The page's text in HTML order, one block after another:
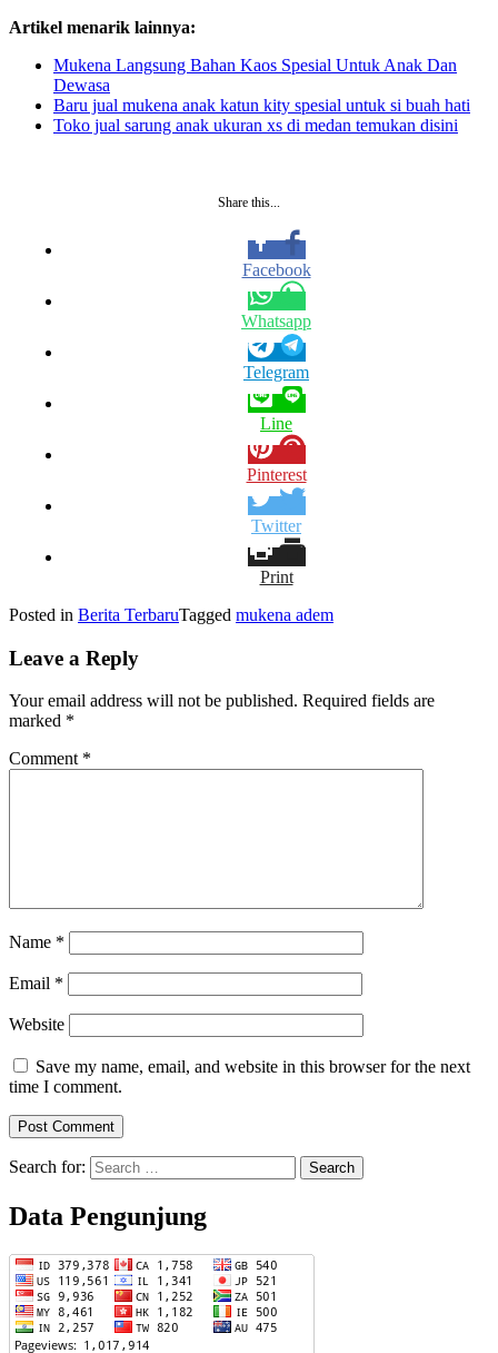
Artikel menarik lainnya:
Mukena Langsung Bahan Kaos Spesial Untuk Anak Dan
Dewasa
Baru jual mukena anak katun kity spesial untuk si buah hati
Toko jual sarung anak ukuran xs di medan temukan disini
Share this...
Facebook
Whatsapp
Telegram
Line
Pinterest
Twitter
Print
Posted in Berita TerbaruTagged mukena adem
Leave a Reply
Your email address will not be published. Required fields are
marked *
Comment *
Name *
Email *
Website
Save my name, email, and website in this browser for the next
time I comment.
Search for:
Data Pengunjung